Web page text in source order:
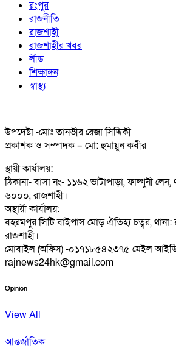
রংপুর
রাজনীতি
রাজশাহী
রাজশাহীর খবর
লীড
শিক্ষাঙ্গন
স্বাস্থ্য
উপদেষ্টা -মোঃ তানভীর রেজা সিদ্দিকী
প্রকাশক ও সম্পাদক – মো: হুমায়ুন কবীর
স্থায়ী কার্যালয়:
ঠিকানা- বাসা নং- ১১৬২ ভাটাপাড়া, ফাল্গুনী
৬০০০, রাজশাহী।
অস্থায়ী কার্যালয়:
বহরমপুর সিটি বাইপাস মোড় ঐতিহ্য চত্বর,
রাজশাহী।
মোবাইল (অফিস) -০১৭১৮৫৪২৩৭৫ মেইল
rajnews24hk@gmail.com
Opinion
View All
আন্তর্জাতিক